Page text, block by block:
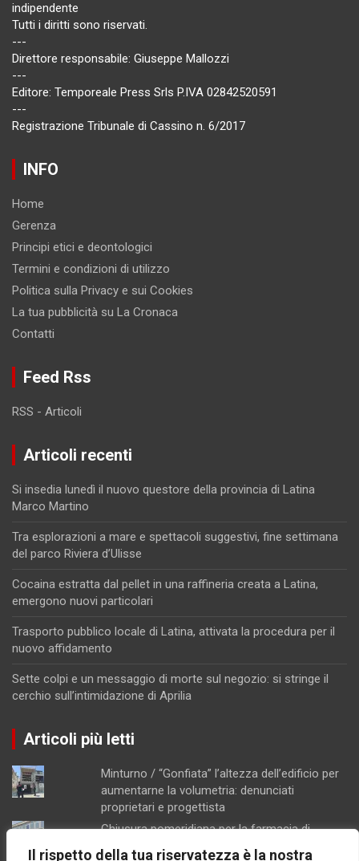
Il rispetto della tua riservatezza è la nostra
indipendente
Tutti i diritti sono riservati.
---
Direttore responsabile: Giuseppe Mallozzi
---
Editore: Temporeale Press Srls P.IVA 02842520591
---
Registrazione Tribunale di Cassino n. 6/2017
INFO
Home
Gerenza
Principi etici e deontologici
Termini e condizioni di utilizzo
Politica sulla Privacy e sui Cookies
La tua pubblicità su La Cronaca
Contatti
Feed Rss
RSS - Articoli
Articoli recenti
Si insedia lunedì il nuovo questore della provincia di Latina
Marco Martino
Tra esplorazioni a mare e spettacoli suggestivi, fine settimana
del parco Riviera d’Ulisse
Cocaina estratta dal pellet in una raffineria creata a Latina,
emergono nuovi particolari
Trasporto pubblico locale di Latina, attivata la procedura per il
nuovo affidamento
Sette colpi e un messaggio di morte sul negozio: si stringe il
cerchio sull’intimidazione di Aprilia
Articoli più letti
Minturno / “Gonfiata” l’altezza dell’edificio per
aumentarne la volumetria: denunciati
proprietari e progettista
Chiusura pomeridiana per la farmacia di
Formia, "manca il personale"